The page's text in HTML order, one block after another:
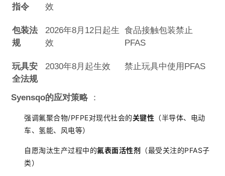
指令
效
包装法
规
2026年8月12日起生
效
食品接触包装禁止
PFAS
玩具安
全法规
2030年8月起生效 禁止玩具中使用PFAS
Syensqo的应对策略 ：
强调氟聚合物/PFPE对现代社会的关键性 （半导体、电动
车、氢能、风电等）
自愿淘汰生产过程中的氟表面活性剂
（最受关注的PFAS子
类）